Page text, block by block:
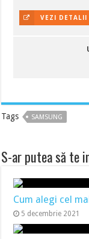
VEZI DETALII
Tags SAMSUNG
S-ar putea să te
Cum alegi cel
5 decembrie 2021